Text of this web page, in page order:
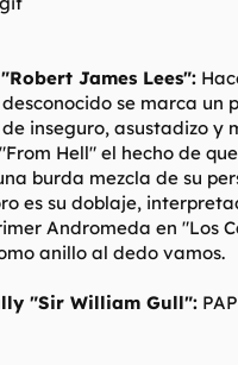
James Lees":
se marca un
inseguro, asustadizo y
Hell" el hecho de
burda mezcla de su
es su doblaje,
Andromeda en "Los
anillo al dedo vamos.
"Sir William Gull":